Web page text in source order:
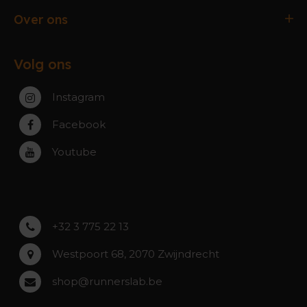
Service, Garantie & Reparatie
Antwerpen
Paal-Beringen
Zwijndrecht
Rumst
Roeselare
Asse
Over ons
Werking winkels
Contact
Volg ons
Instagram
Facebook
Youtube
+32 3 775 22 13
Westpoort 68, 2070 Zwijndrecht
shop@runnerslab.be